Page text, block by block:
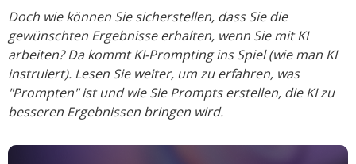
Doch wie können Sie sicherstellen, dass Sie die
gewünschten Ergebnisse erhalten, wenn Sie mit KI
arbeiten? Da kommt KI-Prompting ins Spiel (wie man KI
instruiert). Lesen Sie weiter, um zu erfahren, was
"Prompten" ist und wie Sie Prompts erstellen, die KI zu
besseren Ergebnissen bringen wird.